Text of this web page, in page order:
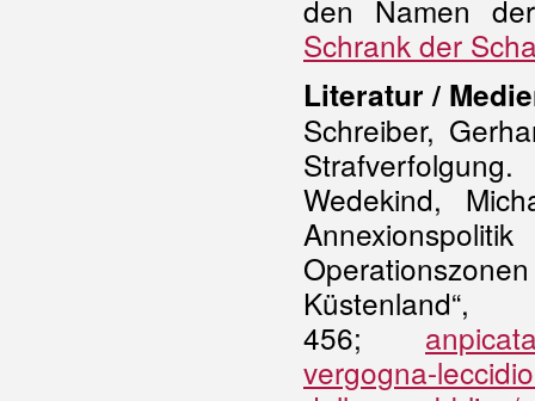
den Namen
Schrank der
Literatur /
Schreiber,
Wedekind,
456;
vergogna-